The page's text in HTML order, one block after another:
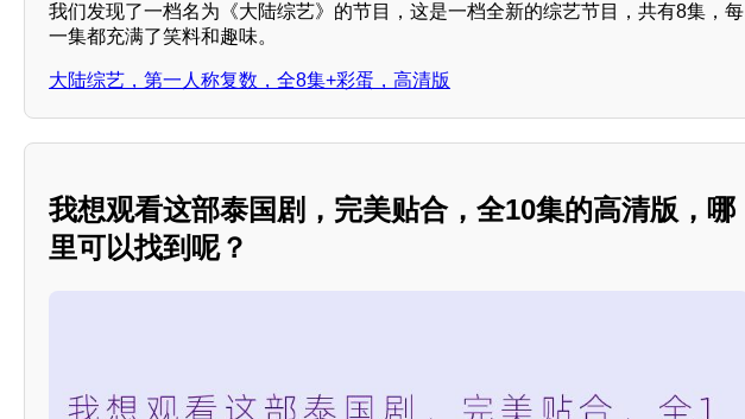
我们发现了一档名为《大陆综艺》的节目，这是一档全新的综艺节目，共有8集，每
一集都充满了笑料和趣味。
大陆综艺，第一人称复数，全8集+彩蛋，高清版
我想观看这部泰国剧，完美贴合，全10集的高清版，哪
里可以找到呢？